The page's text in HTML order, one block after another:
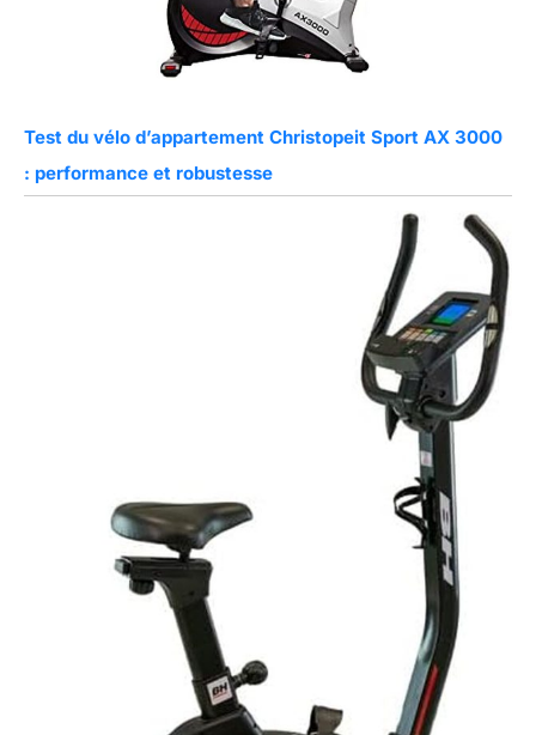
Test du vélo d’appartement Christopeit Sport AX 3000
: performance et robustesse